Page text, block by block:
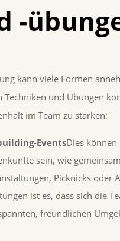
-
kann viele Formen
Techniken und Übungen
im Team zu stärken:
EventsDies
sein, wie
Picknicks oder
ist es, dass sich die
freundlichen